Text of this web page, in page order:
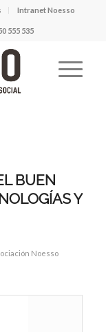
Intranet Noesso
555 535
BUEN
Y
Noesso